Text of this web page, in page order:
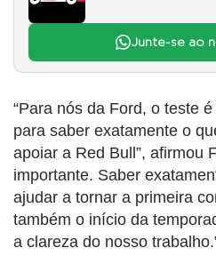
Junte-se ao
“Para nós da Ford, o teste
para saber exatamente o
apoiar a Red Bull”, afirmou
importante. Saber
ajudar a tornar a primeira
também o início da
a clareza do nosso